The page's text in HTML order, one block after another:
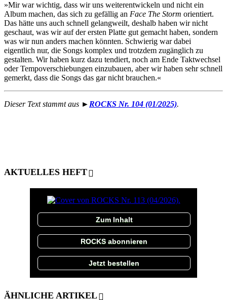
»Mir war wichtig, dass wir uns weiterentwickeln und nicht ein
Album machen, das sich zu gefällig an Face The Storm orientiert.
Das hätte uns auch schnell gelangweilt, deshalb haben wir nicht
geschaut, was wir auf der ersten Platte gut gemacht haben, sondern
was wir nun anders machen könnten. Schwierig war dabei
eigentlich nur, die Songs komplex und trotzdem zugänglich zu
gestalten. Wir haben kurz dazu tendiert, noch am Ende Taktwechsel
oder Tempoverschiebungen einzubauen, aber wir haben sehr schnell
gemerkt, dass die Songs das gar nicht brauchen.«
Dieser Text stammt aus ► ROCKS Nr. 104 (01/2025).
AKTUELLES HEFT
Zum Inhalt
ROCKS abonnieren
Jetzt bestellen
ÄHNLICHE ARTIKEL